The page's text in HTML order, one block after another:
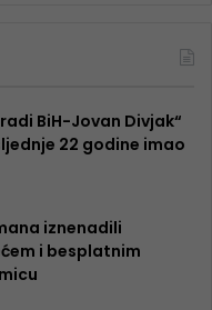
BiH-Jovan Divjak“
22 godine imao
iznenadili
i besplatnim